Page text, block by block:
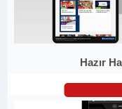
Hazır